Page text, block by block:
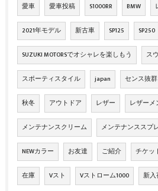
愛車 愛車投稿 S1000RR BMW
2021年モデル 新古車 SP125 SP250
SUZUKI MOTORSでオシャレを楽しもう ス
スポーティスタイル japan センス抜群
秋冬 アウトドア レザー レザーメ
メンテナンスクリーム メンテナンススプ
NEWカラー お友達 ご紹介 チケッ
在庫 Vスト Vストローム1000 新入